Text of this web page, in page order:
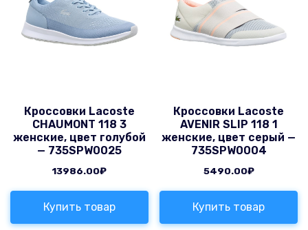
Кроссовки Lacoste
CHAUMONT 118 3
женские, цвет голубой
— 735SPW0025
13986.00₽
Купить товар
Кроссовки Lacoste
AVENIR SLIP 118 1
женские, цвет серый —
735SPW0004
5490.00₽
Купить товар